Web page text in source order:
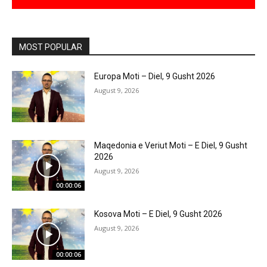
MOST POPULAR
Europa Moti – Diel, 9 Gusht 2026
August 9, 2026
00:00:06
Maqedonia e Veriut Moti – E Diel, 9 Gusht
2026
August 9, 2026
00:00:06
Kosova Moti – E Diel, 9 Gusht 2026
August 9, 2026